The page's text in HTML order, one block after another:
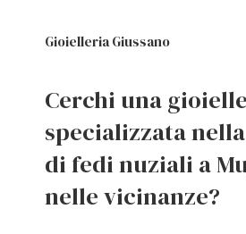
Gioielleria Giussano
Cerchi una
specializzata
di fedi nuziali a
nelle vicinanze?